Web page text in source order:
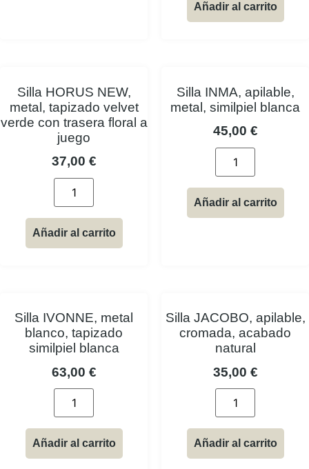
Añadir al carrito
Silla HORUS NEW,
metal, tapizado velvet
verde con trasera floral a
juego
37,00 €
Añadir al carrito
Silla INMA, apilable,
metal, similpiel blanca
45,00 €
Añadir al carrito
Silla IVONNE, metal
blanco, tapizado
similpiel blanca
63,00 €
Añadir al carrito
Silla JACOBO, apilable,
cromada, acabado
natural
35,00 €
Añadir al carrito